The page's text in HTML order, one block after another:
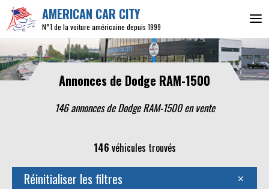
AMERICAN CAR CITY
N°1 de la voiture américaine depuis 1999
Annonces de Dodge RAM-1500
146 annonces de Dodge RAM-1500 en vente
146 véhicules trouvés
Réinitialiser les filtres